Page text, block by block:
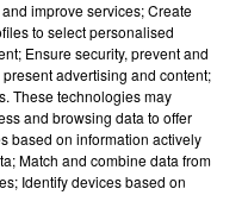
improve services; Create
to select personalised
Ensure security, prevent and
advertising and content;
These technologies may
and browsing data to offer
based on information actively
Match and combine data from
Identify devices based on